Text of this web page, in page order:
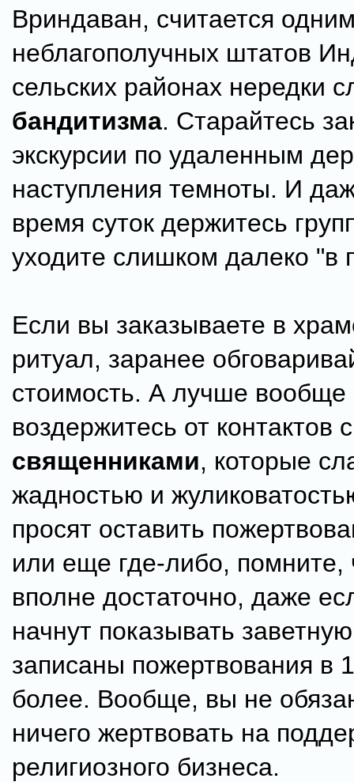
Вриндаван, считается
неблагополучных штатов
сельских районах нередки
бандитизма. Старайтесь
экскурсии по удаленным
наступления темноты. И
время суток держитесь
уходите слишком далеко "в
Если вы заказываете в
ритуал, заранее
стоимость. А лучше вообще
воздержитесь от контактов
священниками, которые
жадностью и
просят оставить
или еще где-либо, помните,
вполне достаточно, даже
начнут показывать
записаны пожертвования в
более. Вообще, вы не
ничего жертвовать на
религиозного бизнеса.